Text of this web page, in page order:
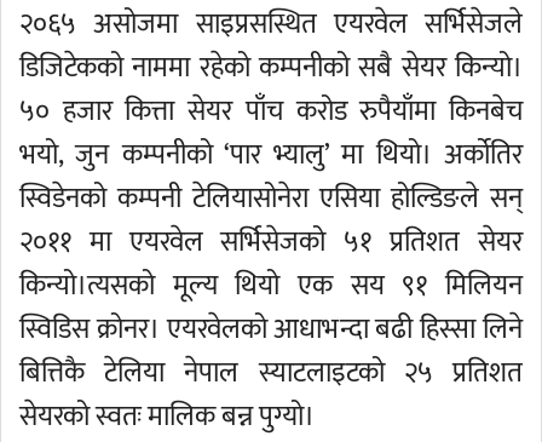
२०६५ असोजमा साइप्रसस्थित एयरवेल सर्भिसेजले
डिजिटेकको नाममा रहेको कम्पनीको सबै सेयर किन्यो।
५० हजार कित्ता सेयर पाँच करोड रुपैयाँमा किनबेच
भयो, जुन कम्पनीको ‘पार भ्यालु’ मा थियो। अर्कोतिर
स्विडेनको कम्पनी टेलियासोनेरा एसिया होल्डिङले सन्
२०११ मा एयरवेल सर्भिसेजको ५१ प्रतिशत सेयर
किन्यो।त्यसको मूल्य थियो एक सय ९१ मिलियन
स्विडिस क्रोनर। एयरवेलको आधाभन्दा बढी हिस्सा लिने
बित्तिकै टेलिया नेपाल स्याटलाइटको २५ प्रतिशत
सेयरको स्वतः मालिक बन्न पुग्यो।